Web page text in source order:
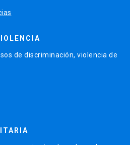
de discriminación, violencia de